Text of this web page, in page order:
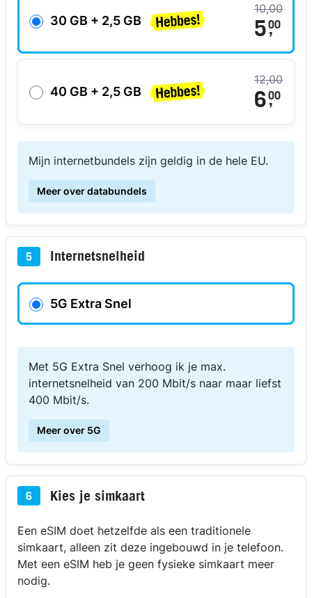
30 GB + 2,5 GB
10,00
5,
00
40 GB + 2,5 GB
12,00
6,
00
Mijn internetbundels zijn geldig in de hele EU.
Meer over databundels
5 Internetsnelheid
5G Extra Snel
Met 5G Extra Snel verhoog ik je max.
internetsnelheid van 200 Mbit/s naar maar liefst
400 Mbit/s.
Meer over 5G
6 Kies je simkaart
Een eSIM doet hetzelfde als een traditionele
simkaart, alleen zit deze ingebouwd in je telefoon.
Met een eSIM heb je geen fysieke simkaart meer
nodig.